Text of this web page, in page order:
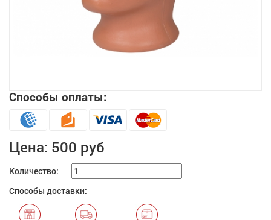
Способы оплаты:
Цена: 500 руб
Количество:
Способы доставки: